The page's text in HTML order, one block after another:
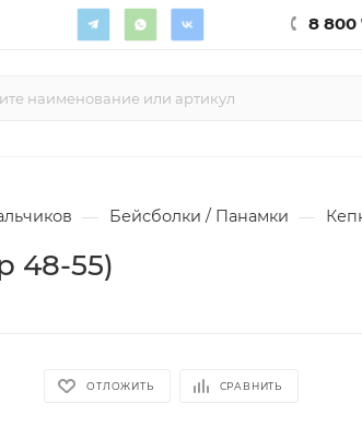
8 800
— Бейсболки / Панамки —
48-55)
ОТЛОЖИТЬ СРАВНИТЬ